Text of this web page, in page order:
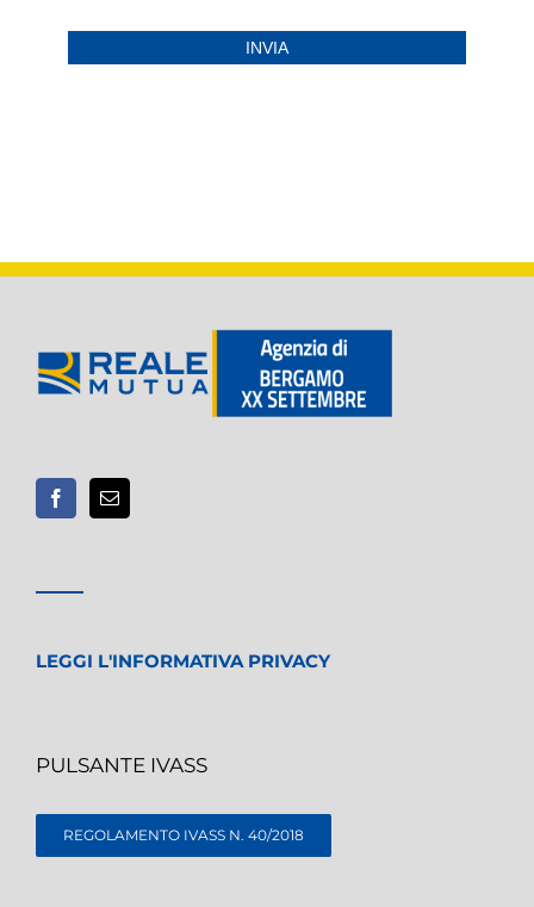
LEGGI L'INFORMATIVA PRIVACY
PULSANTE IVASS
REGOLAMENTO IVASS N. 40/2018